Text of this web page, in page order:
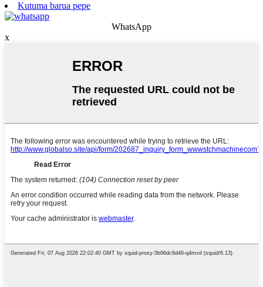
Kutuma barua pepe
WhatsApp
x